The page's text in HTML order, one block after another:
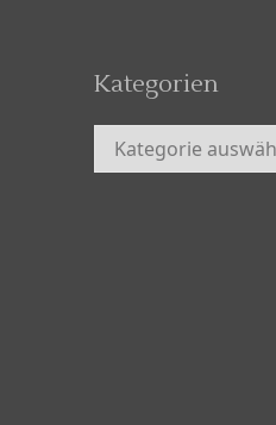
Kategorien
Kategorien